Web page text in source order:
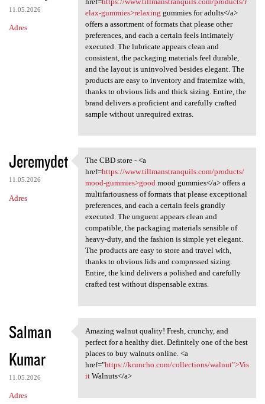
11.05.2026
Adres
elax-gummies>relaxing gummies for adults</a>
offers a assortment of formats that please other
preferences, and each a certain feels intimately
executed. The lubricate appears clean and
consistent, the packaging materials feel durable,
and the layout is uninvolved besides elegant. The
products are easy to inventory and fraternize with,
thanks to obvious lids and thick sizing. Entire, the
brand delivers a proficient and carefully crafted
sample without unrequired extras.
Jeremydet
11.05.2026
Adres
The CBD store - <a href=https
The CBD store - <a
href=https://www.tillmanstranquils.com/products/
mood-gummies>goodmood gummies</a> offers a
multifariousness of formats that please exceptional
preferences, and each a certain feels grandly
executed. The unguent appears clean and
compatible, the packaging materials sensible of
heavy-duty, and the fashion is simple yet elegant.
The products are easy to store and travel with,
thanks to obvious lids and compressed sizing.
Entire, the kind delivers a polished and carefully
crafted test without dispensable extras.
Salman
Kumar
11.05.2026
Adres
Amazing walnut quality! Fresh
Amazing walnut quality! Fresh, crunchy, and
perfect for a healthy diet. Definitely one of the best
places to buy walnuts online. <a
href="https://kruncho.com/collections/walnut">Vis
itWalnuts</a>